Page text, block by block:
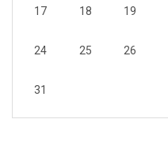
17 18 19
24 25 26
31